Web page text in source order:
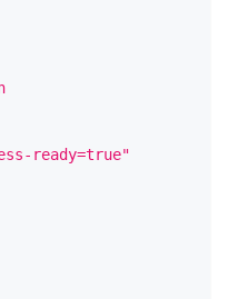
ready=true"